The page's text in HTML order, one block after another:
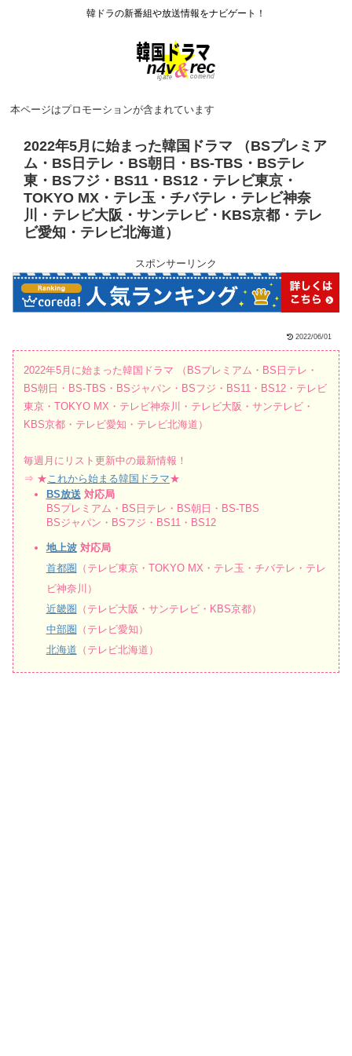
韓ドラの新番組や放送情報をナビゲート！
本ページはプロモーションが含まれています
2022年5月に始まった韓国ドラマ （BSプレミア
ム・BS日テレ・BS朝日・BS-TBS・BSテレ
東・BSフジ・BS11・BS12・テレビ東京・
TOKYO MX・テレ玉・チバテレ・テレビ神奈
川・テレビ大阪・サンテレビ・KBS京都・テレ
ビ愛知・テレビ北海道）
スポンサーリンク
2022/06/01
2022年5月に始まった韓国ドラマ （BSプレミアム・BS日テレ・
BS朝日・BS-TBS・BSジャパン・BSフジ・BS11・BS12・テレビ
東京・TOKYO MX・テレビ神奈川・テレビ大阪・サンテレビ・
KBS京都・テレビ愛知・テレビ北海道）
毎週月にリスト更新中の最新情報！
⇒ ★ これから始まる韓国ドラマ★
BS放送 対応局
BSプレミアム・BS日テレ・BS朝日・BS-TBS
BSジャパン・BSフジ・BS11・BS12
地上波対応局
首都圏 （テレビ東京・TOKYO MX・テレ玉・チバテレ・テレ
ビ神奈川）
近畿圏 （テレビ大阪・サンテレビ・KBS京都）
中部圏 （テレビ愛知）
北海道 （テレビ北海道）